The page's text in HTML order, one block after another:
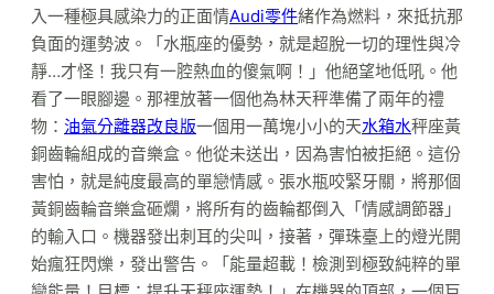
入一種極具感染力的正面情Audi零件緒作為燃料，來抵抗那
負面的運勢波。「水瓶座的優勢，就是超脫一切的理性與冷
靜…才怪！我只有一腔熱血的傻氣啊！」他絕望地低吼。他
看了一眼腳邊。那裡放著一個他為林天秤準備了兩年的禮
物： 油氣分離器改良版一個用一萬塊小小的天水箱水秤座黃
銅齒輪組成的音樂盒。他從未送出，因為害怕被拒絕。這份
害怕，就是純度最高的單戀情感。張水瓶咬緊牙關，將那個
黃銅齒輪音樂盒砸爛，將所有的齒輪都倒入「情感調節器」
的輸入口。機器發出刺耳的尖叫，接著，彈珠臺上的燈光開
始瘋狂閃爍，發出警告。「能量超載！檢測到極致純粹的單